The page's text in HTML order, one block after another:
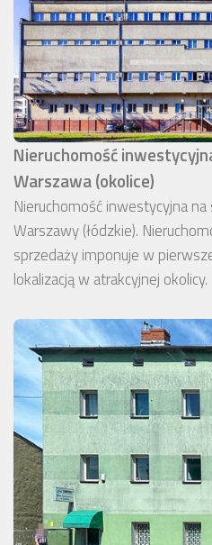
Nieruchomość
Warszawa (okolice)
Nieruchomość inwestycyjna
Warszawy (łódzkie).
sprzedaży imponuje w
lokalizacją w atrakcyjnej okolicy.